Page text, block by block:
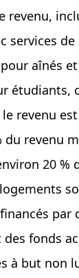
revenu,
services
aînés
étudiants,
revenu
du revenu
20 %
par
fonds
à but non